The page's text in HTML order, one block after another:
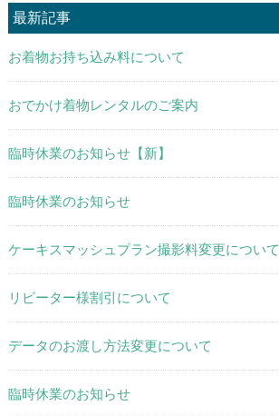
最新記事
お着物お持ち込み料について
おでかけ着物レンタルのご案内
臨時休業のお知らせ【新】
臨時休業のお知らせ
ケーキスマッシュプラン撮影料変更について
リピーター様割引について
データのお渡し方法変更について
臨時休業のお知らせ